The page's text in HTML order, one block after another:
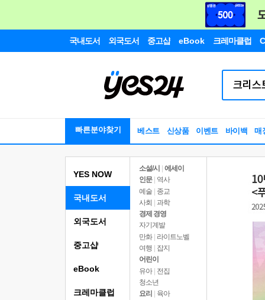
국내도서 외국도서 중고샵 eBook 크레마클럽
빠른분야찾기 베스트 신상품 이벤트 바이백 매
YES NOW
국내도서
소설/시
에세이
인문
역사
예술 | 종교
사회 | 과학
경제 경영
자기계발
만화 | 라이트노벨
여행
잡지
어린이
유아 | 전집
청소년
요리
육아
외국도서
중고샵
eBook
크레마클럽